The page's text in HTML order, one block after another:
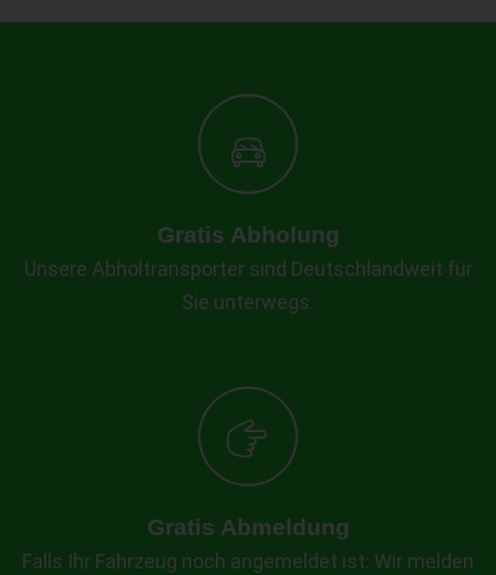
Gratis Abholung
Unsere Abholtransporter sind Deutschlandweit für
Sie unterwegs.
Gratis Abmeldung
Falls Ihr Fahrzeug noch angemeldet ist: Wir melden